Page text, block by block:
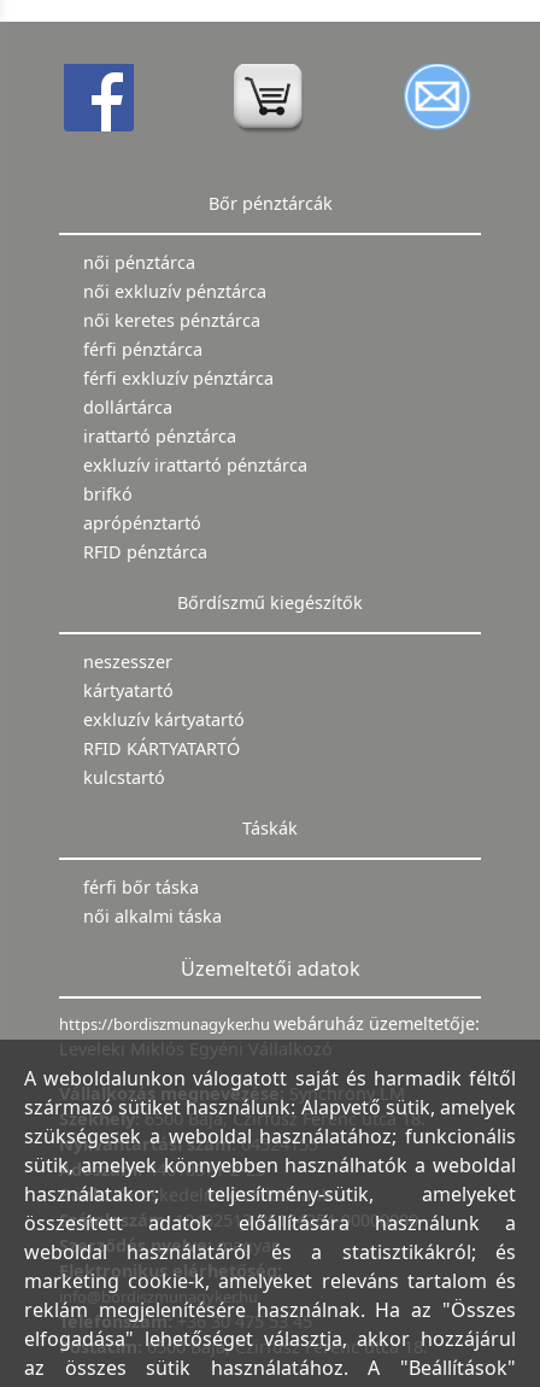
Bőr pénztárcák
női pénztárca
női exkluzív pénztárca
női keretes pénztárca
férfi pénztárca
férfi exkluzív pénztárca
dollártárca
irattartó pénztárca
exkluzív irattartó pénztárca
brifkó
aprópénztartó
RFID pénztárca
Bőrdíszmű kiegészítők
neszesszer
kártyatartó
exkluzív kártyatartó
RFID KÁRTYATARTÓ
kulcstartó
Táskák
férfi bőr táska
női alkalmi táska
Üzemeltetői adatok
https://bordiszmunagyker.hu webáruház üzemeltetője:
Leveleki Miklós Egyéni Vállalkozó
Vállalkozás megnevezése: Synchrony LM
Székhely:6500 Baja, Czirfusz Ferenc utca 18.
Nyilvántartási szám:04524155
Adószám:44018371-2-23
Bank:Kereskedelmi és Hitelbank
Számlaszám:10402513-25154254-00000000
Szerződés nyelve:magyar
Elektronikus elérhetőség:
info@bordiszmunagyker.hu
Telefonszám: +36 30 475 53 45
Postacím:6500 Baja, Czirfusz Ferenc utca 18.
A weboldalunkon válogatott saját és harmadik féltől
származó sütiket használunk: Alapvető sütik, amelyek
szükségesek a weboldal használatához; funkcionális
sütik, amelyek könnyebben használhatók a weboldal
használatakor; teljesítmény-sütik, amelyeket
összesített adatok előállítására használunk a
weboldal használatáról és a statisztikákról; és
marketing cookie-k, amelyeket releváns tartalom és
reklám megjelenítésére használnak. Ha az "Összes
elfogadása" lehetőséget választja, akkor hozzájárul
az összes sütik használatához. A "Beállítások"